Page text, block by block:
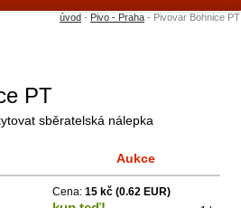
úvod - Pivo - Praha - Pivovar Bohnice PT
PT
sběratelská nálepka
Aukce
Cena: 15 kč(0.62 EUR)